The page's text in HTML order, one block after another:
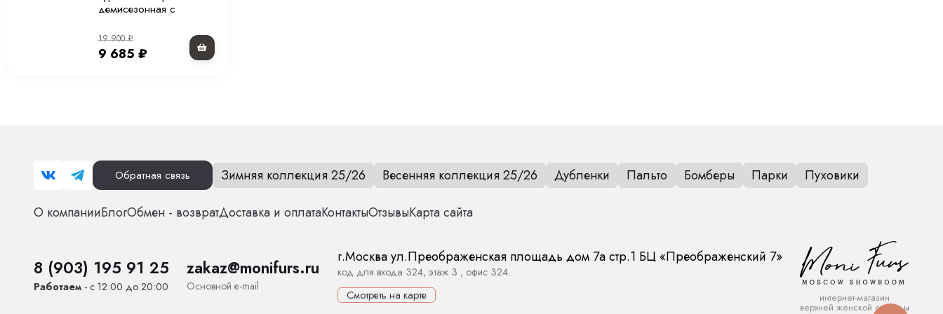
демисезонная с
серая 65 см.
19 900₽
9 685₽
Обратная связь Зимняя коллекция 25/26 Весенняя коллекция 25/26 Дубленки Пальто Бомберы Парки Пуховики
О компанииБлогОбмен - возвратДоставка и оплатаКонтактыОтзывыКарта сайта
8 (903) 195 91 25
Работаем - с 12:00 до 20:00
zakaz@monifurs.ru
Основной е-mail
г.Москваул.Преображенская площадь дом 7а стр.1 БЦ «Преображенский 7»
код для входа 324, этаж 3 , офис 324.
Смотреть на карте
интернет-магазин
верхней женской одежды